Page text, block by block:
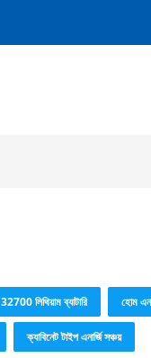
32700 লিথিয়াম ব্যাটারি হোম
ক্যাবিনেট টাইপ এনার্জি সঞ্চয়